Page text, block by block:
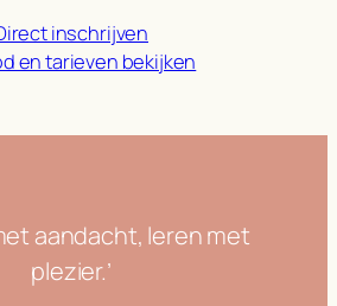
inschrijven
en tarieven bekijken
aandacht, leren met
plezier.’